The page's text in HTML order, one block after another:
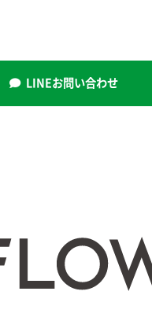
LINEお問い合わせ